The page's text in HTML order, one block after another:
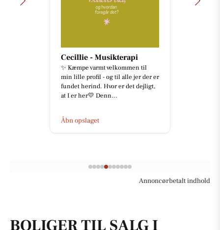
Cecillie - Musikterapi
✨ Kæmpe varmt velkommen til
min lille profil - og til alle jer der er
fundet herind. Hvor er det dejligt,
at I er her💛 Denn...
Åbn opslaget
Annoncørbetalt indhold
BOLIGER TIL SALG I